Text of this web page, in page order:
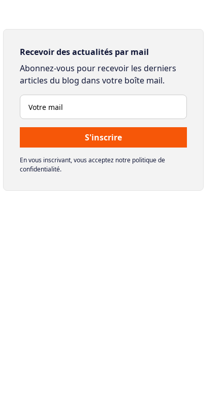
Recevoir des actualités par mail
Abonnez-vous pour recevoir les derniers
articles du blog dans votre boîte mail.
En vous inscrivant, vous acceptez notre politique de
confidentialité.